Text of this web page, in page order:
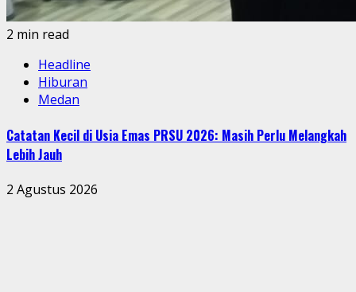
2 min read
Headline
Hiburan
Medan
Catatan Kecil di Usia Emas PRSU 2026: Masih Perlu Melangkah
Lebih Jauh
2 Agustus 2026